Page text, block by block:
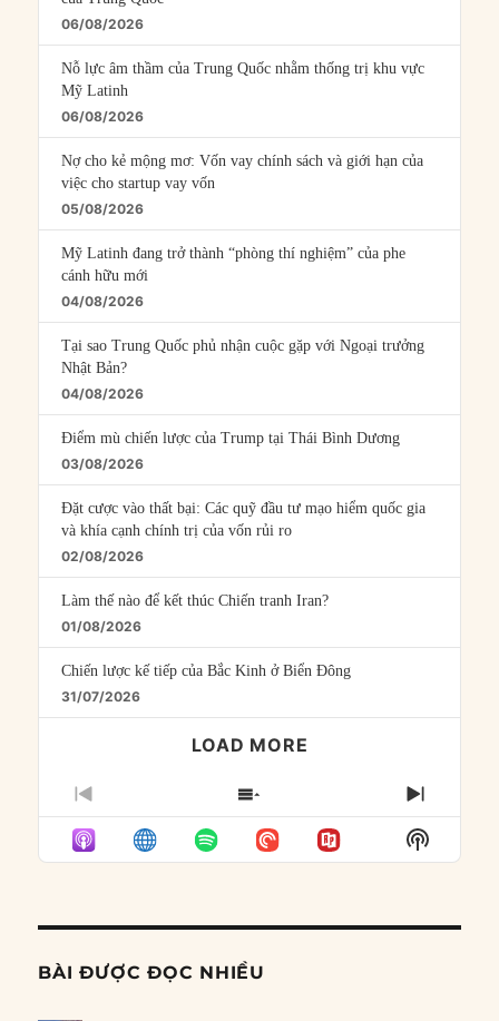
06/08/2026
Nỗ lực âm thầm của Trung Quốc nhằm thống trị khu vực
Mỹ Latinh
06/08/2026
Nợ cho kẻ mộng mơ: Vốn vay chính sách và giới hạn của
việc cho startup vay vốn
05/08/2026
Mỹ Latinh đang trở thành “phòng thí nghiệm” của phe
cánh hữu mới
04/08/2026
Tại sao Trung Quốc phủ nhận cuộc gặp với Ngoại trưởng
Nhật Bản?
04/08/2026
Điểm mù chiến lược của Trump tại Thái Bình Dương
03/08/2026
Đặt cược vào thất bại: Các quỹ đầu tư mạo hiểm quốc gia
và khía cạnh chính trị của vốn rủi ro
02/08/2026
Làm thế nào để kết thúc Chiến tranh Iran?
01/08/2026
Chiến lược kế tiếp của Bắc Kinh ở Biển Đông
31/07/2026
LOAD MORE
PREVIOUS
EPISODE
SHOW
EPISODES
LIST
NEXT
Show
Podcast
BÀI ĐƯỢC ĐỌC NHIỀU